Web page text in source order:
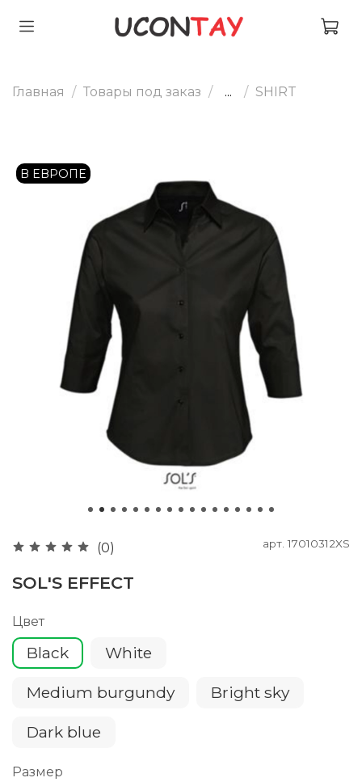
Главная Товары под заказ ... SHIRT
В ЕВРОПЕ
(0) арт.17010312XS
SOL'S EFFECT
Цвет
Black White
Medium burgundy Bright sky
Dark blue
Размер